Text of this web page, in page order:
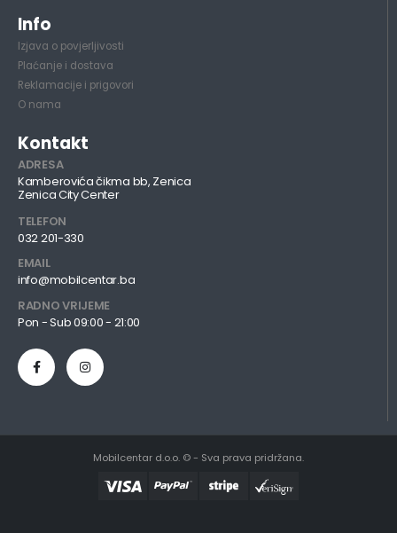
Info
Izjava o povjerljivosti
Plaćanje i dostava
Reklamacije i prigovori
O nama
Kontakt
ADRESA
Kamberovića čikma bb, Zenica
Zenica City Center
TELEFON
032 201-330
EMAIL
info@mobilcentar.ba
RADNO VRIJEME
Pon - Sub 09:00 - 21:00
Mobilcentar d.o.o. © - Sva prava pridržana.